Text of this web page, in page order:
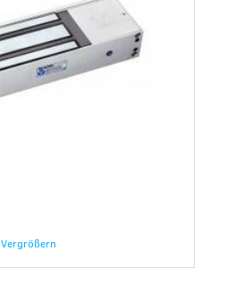
Vergrößern